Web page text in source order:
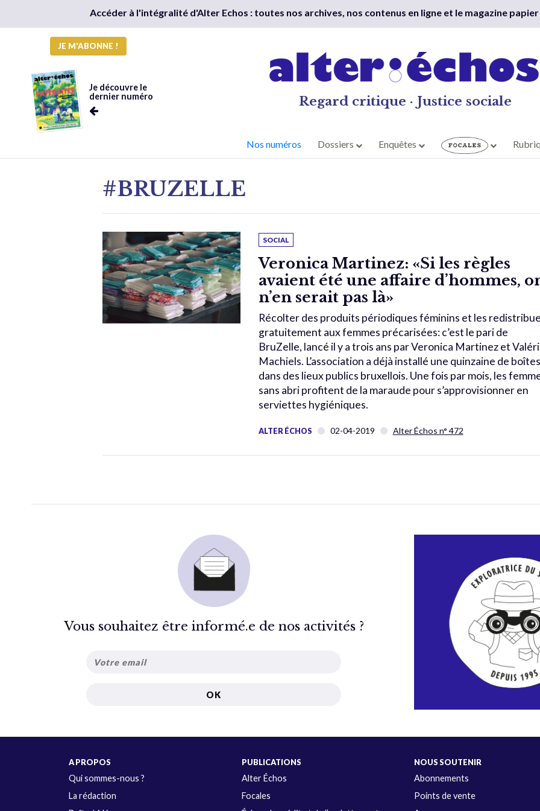
Accéder à l'intégralité d'Alter Echos : toutes nos archives, nos contenus en ligne et le magazine papier
JE M'ABONNE !
Je découvre le
dernier numéro
Regard critique · Justice sociale
Nos numéros Dossiers Enquêtes
#BRUZELLE
SOCIAL
Veronica Martinez: «Si les règles
avaient été une affaire d’hommes,
n’en serait pas là»
Récolter des produits périodiques féminins et les
gratuitement aux femmes précarisées: c’est le pari de
BruZelle, lancé il y a trois ans par Veronica Martinez et
Machiels. L’association a déjà installé une quinzaine de boîtes
dans des lieux publics bruxellois. Une fois par mois, les
sans abri profitent de la maraude pour s’approvisionner en
serviettes hygiéniques.
ALTER ÉCHOS 02-04-2019 Alter Échos n° 472
Vous souhaitez être informé.e de nos activités ?
A PROPOS
Qui sommes-nous ?
La rédaction
PUBLICATIONS
Alter Échos
Focales
NOUS SOUTENIR
Abonnements
Points de vente